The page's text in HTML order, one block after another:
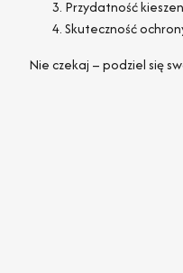
Przydatność
Skuteczność
Nie czekaj – podziel się